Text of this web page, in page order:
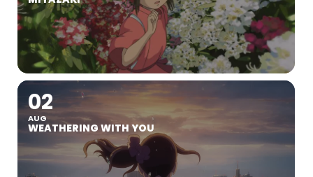
02
AUG
WEATHERING WITH YOU